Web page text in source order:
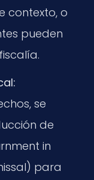
contexto, o
pueden
se
de
in
para